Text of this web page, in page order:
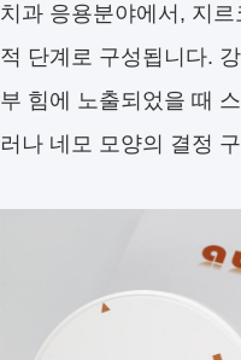
치과 응용분야에서, 지
적 단계로 구성됩니다.
부 힘에 노출되었을 때
러나 네모 모양의 결정